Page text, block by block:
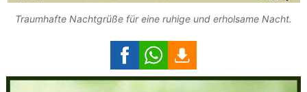
Traumhafte Nachtgrüße für eine ruhige und erholsame Nacht.